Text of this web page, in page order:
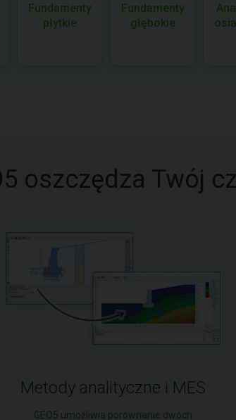
Fundamenty
płytkie
Fundamenty
głębokie
oszczędza Twój
Metody analityczne i MES